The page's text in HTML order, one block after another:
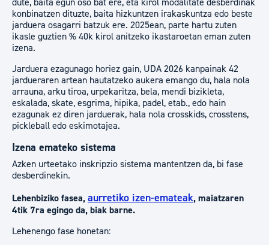
dute, baita egun oso bat ere, eta kirol modalitate desberdinak
konbinatzen dituzte, baita hizkuntzen irakaskuntza edo beste
jarduera osagarri batzuk ere. 2025ean, parte hartu zuten
ikasle guztien % 40k kirol anitzeko ikastaroetan eman zuten
izena.
Jarduera ezagunago horiez gain, UDA 2026 kanpainak 42
jardueraren artean hautatzeko aukera emango du, hala nola
arrauna, arku tiroa, urpekaritza, bela, mendi bizikleta,
eskalada, skate, esgrima, hipika, padel, etab., edo hain
ezagunak ez diren jarduerak, hala nola crosskids, crosstens,
pickleball edo eskimotajea.
Izena emateko sistema
Azken urteetako inskripzio sistema mantentzen da, bi fase
desberdinekin.
Lehenbiziko fasea, aurretiko izen-emateak, maiatzaren
4tik 7ra egingo da, biak barne.
Lehenengo fase honetan: